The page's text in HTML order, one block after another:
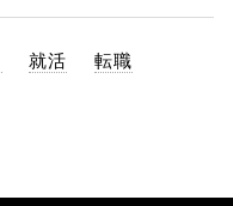
就活 転職